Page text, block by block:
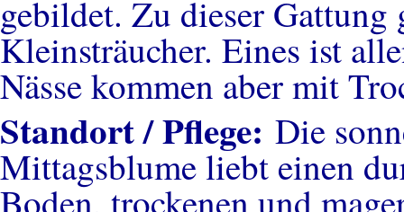
gebildet. Zu dieser
Kleinsträucher. Eines ist
Nässe kommen aber mit
Standort / Pflege: Die
Mittagsblume liebt einen
Boden, trockenen und